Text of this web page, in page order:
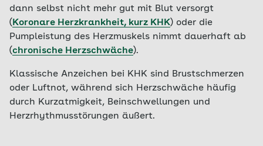
dann selbst nicht mehr gut mit Blut versorgt
( Koronare Herzkrankheit, kurz KHK) oder die
Pumpleistung des Herzmuskels nimmt dauerhaft ab
(chronische Herzschwäche).
Klassische Anzeichen bei KHK sind Brustschmerzen
oder Luftnot, während sich Herzschwäche häufig
durch Kurzatmigkeit, Beinschwellungen und
Herzrhythmusstörungen äußert.